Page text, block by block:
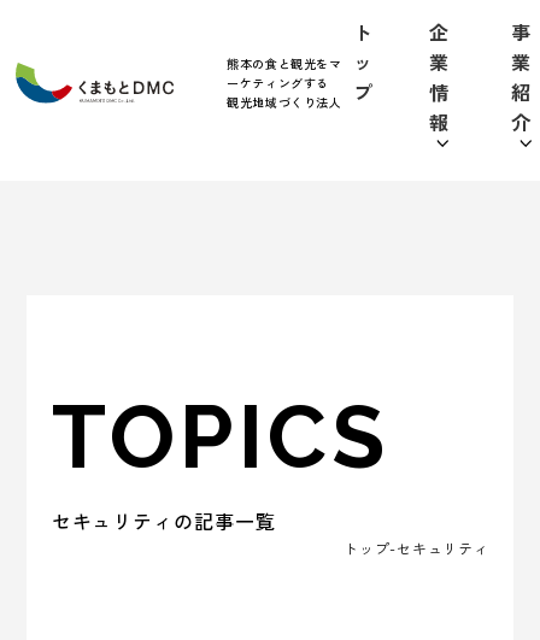
熊本の食と観光をマ
ーケティングする
観光地域づくり法人
ト
ッ
プ
企
業
情
報
事
業
紹
介
TOPICS
セキュリティの記事一覧
トップ-セキュリティ